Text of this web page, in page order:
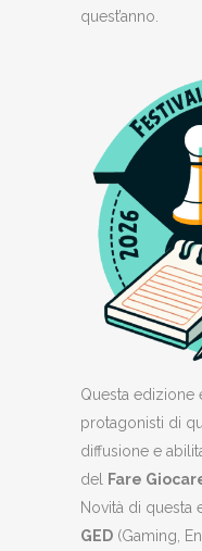
quest’anno.
Questa edizione
protagonisti di
diffusione e
del
Fare
Novità di questa
GED (Gaming,